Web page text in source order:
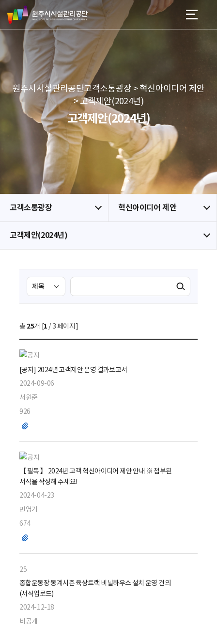
네
이
션
본문 바로가기
메뉴 바로가기
원
주
시
시
설
관
리
공
단
원주시시설관리공단고객소통광장 > 혁신아이디어 제안
> 고객제안(2024년)
고객제안(2024년)
고객소통광장 혁신아이디어 제안
고객제안(2024년)
검
색
선
택
색
검색실행
총 25개 [1 / 3 페이지]
[공지] 2024년 고객제안 운영 결과보고서
2024-09-06
서원준
926
파
【 필독 】 2024년 고객 혁신아이디어 제안 안내 ※ 첨부된
서식을 작성해 주세요!
2024-04-23
민영기
674
파
25
종합운동장 동계시즌 육상트랙 비닐하우스 설치 운영 건의
(서식업로드)
2024-12-18
비공개